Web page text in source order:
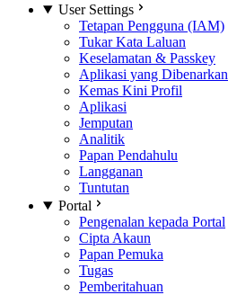
User Settings
Tetapan Pengguna (IAM)
Tukar Kata Laluan
Keselamatan & Passkey
Aplikasi yang Dibenarkan
Kemas Kini Profil
Aplikasi
Jemputan
Analitik
Papan Pendahulu
Langganan
Tuntutan
Portal
Pengenalan kepada Portal
Cipta Akaun
Papan Pemuka
Tugas
Pemberitahuan